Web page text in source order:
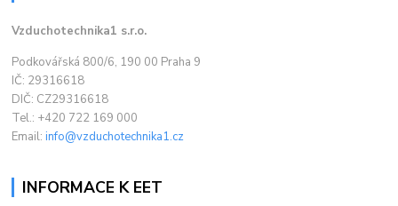
Vzduchotechnika1 s.r.o.
Podkovářská 800/6, 190 00 Praha 9
IČ: 29316618
DIČ: CZ29316618
Tel.: +420 722 169 000
Email:info@vzduchotechnika1.cz
INFORMACE K EET